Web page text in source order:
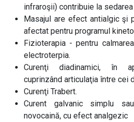
infraroşii) contribuie la
Masajul are efect antialgic şi
afectat pentru programul
Fizioterapia - pentru
electroterpia.
Curenţi diadinamici, în
cuprinzând articulaţia între cei
Curenţi Trabert.
Curent galvanic simplu
novocaină, cu efect analgezic